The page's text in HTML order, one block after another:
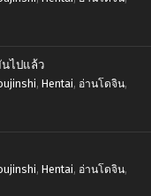
ไปแล้ว
, Hentai, อ่านโดจิน,
, Hentai, อ่านโดจิน,